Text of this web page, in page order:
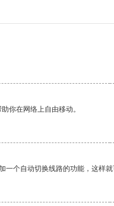
你在网络上自由移动。
个自动切换线路的功能，这样